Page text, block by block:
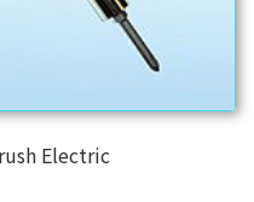
Electric